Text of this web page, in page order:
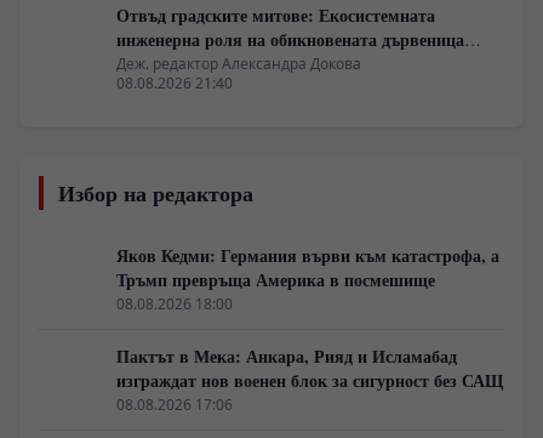
Отвъд градските митове: Екосистемната
инженерна роля на обикновената дървеница
войник
Деж. редактор Александра Докова
08.08.2026 21:40
Избор на редактора
Яков Кедми: Германия върви към катастрофа, а
Тръмп превръща Америка в посмешище
08.08.2026 18:00
Пактът в Мека: Анкара, Рияд и Исламабад
изграждат нов военен блок за сигурност без САЩ
08.08.2026 17:06